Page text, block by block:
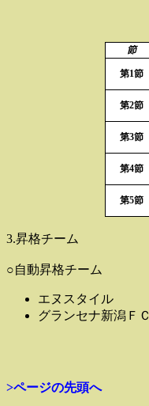
節
第1節
第2節
第3節
第4節
第5節
3.昇格チーム
○自動昇格チーム
エヌスタイル
グランセナ新潟ＦＣ
>ページの先頭へ